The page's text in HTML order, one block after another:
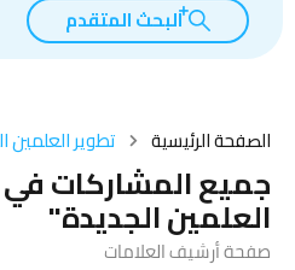
البحث المتقدم
الصفحة الرئيسية تطوير العلمين
جميع المشاركات
العلمين الجديدة"
صفحة أرشيف العلامات